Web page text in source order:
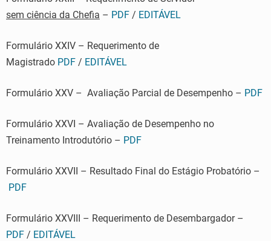
sem ciência da Chefia – PDF / EDITÁVEL
Formulário XXIV – Requerimento de
Magistrado PDF / EDITÁVEL
Formulário XXV – Avaliação Parcial de Desempenho – PDF
Formulário XXVI – Avaliação de Desempenho no
Treinamento Introdutório – PDF
Formulário XXVII – Resultado Final do Estágio Probatório –
PDF
Formulário XXVIII – Requerimento de Desembargador –
PDF / EDITÁVEL